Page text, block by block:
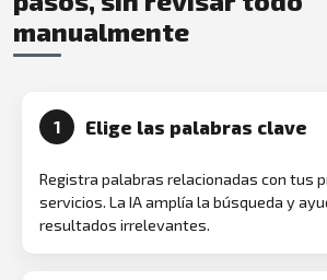
manualmente
1 Elige las palabras clave
Registra palabras relacionadas con tus
servicios. La IA amplía la búsqueda y
resultados irrelevantes.